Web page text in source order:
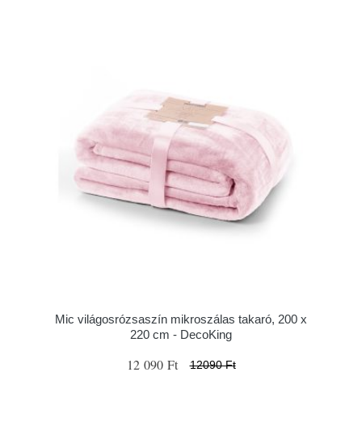
Mic világosrózsaszín mikroszálas takaró, 200 x
220 cm - DecoKing
12 090 Ft 12090 Ft